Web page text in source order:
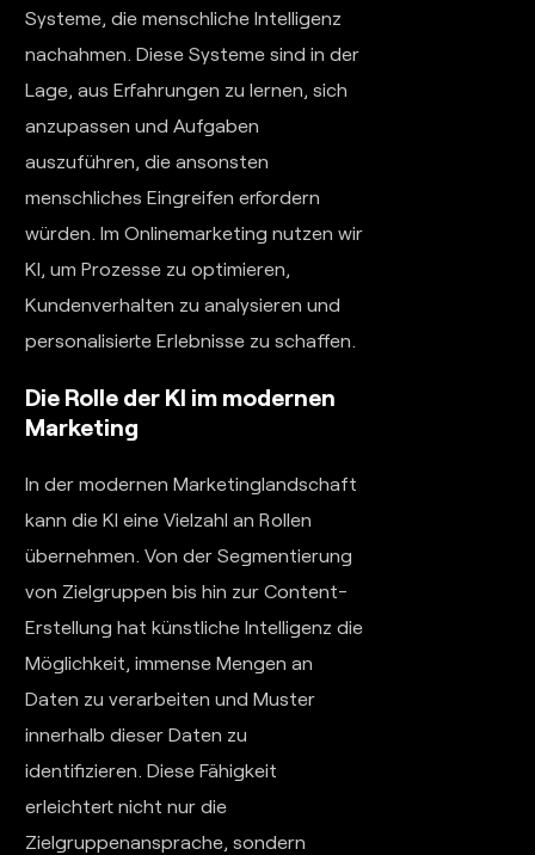
Systeme, die menschliche Intelligenz
nachahmen. Diese Systeme sind in der
Lage, aus Erfahrungen zu lernen, sich
anzupassen und Aufgaben
auszuführen, die ansonsten
menschliches Eingreifen erfordern
würden. Im Onlinemarketing nutzen wir
KI, um Prozesse zu optimieren,
Kundenverhalten zu analysieren und
personalisierte Erlebnisse zu schaffen.
Die Rolle der KI im modernen
Marketing
In der modernen Marketinglandschaft
kann die KI eine Vielzahl an Rollen
übernehmen. Von der Segmentierung
von Zielgruppen bis hin zur Content-
Erstellung hat künstliche Intelligenz die
Möglichkeit, immense Mengen an
Daten zu verarbeiten und Muster
innerhalb dieser Daten zu
identifizieren. Diese Fähigkeit
erleichtert nicht nur die
Zielgruppenansprache, sondern